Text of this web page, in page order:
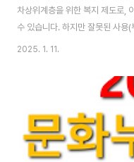
차상위계층을 위한 복지 제도로,
수 있습니다. 하지만 잘못된 사용
에서는 부정행위의 유형과 신고
누리카드 완벽가이드 확인하기>
용 목적에 어긋나는 행위로, 다음
부정행위목적 외 사용: 카드 지원
매.제3자 사용: 본인이 아닌 타인
위허위 결제: 상품이나 서..
2025. 1. 11.